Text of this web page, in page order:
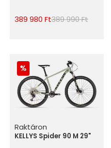
389 980 Ft389 990 Ft
Raktáron
KELLYS Spider 90 M 29"